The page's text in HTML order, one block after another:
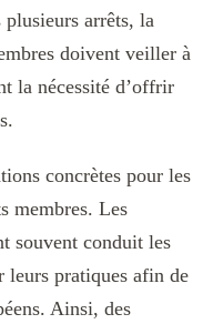
arrêts, la
doivent veiller à
la nécessité d’offrir
concrètes pour les
membres. Les
souvent conduit les
leurs pratiques afin de
Ainsi, des